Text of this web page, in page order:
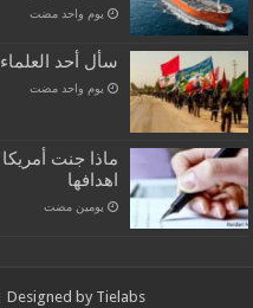
‏يوم واحد مضت
سأل أحد
‏يوم واحد مضت
ماذا جنت
اهدافها
‏يومين مضت
by Tielabs